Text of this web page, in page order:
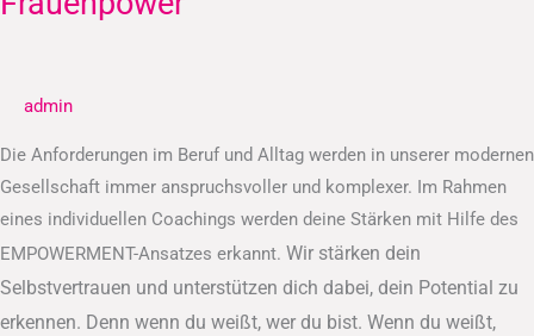
admin
Die Anforderungen im Beruf und Alltag werden in unserer modernen
Gesellschaft immer anspruchsvoller und komplexer. Im Rahmen
eines individuellen Coachings werden deine Stärken mit Hilfe des
EMPOWERMENT-Ansatzes erkannt. Wir stärken dein
Selbstvertrauen und unterstützen dich dabei, dein Potential zu
erkennen. Denn wenn du weißt, wer du bist. Wenn du weißt,